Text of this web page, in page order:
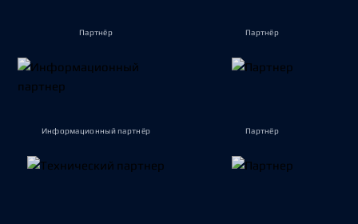
Партнёр Партнёр
Информационный партнёр Партнёр